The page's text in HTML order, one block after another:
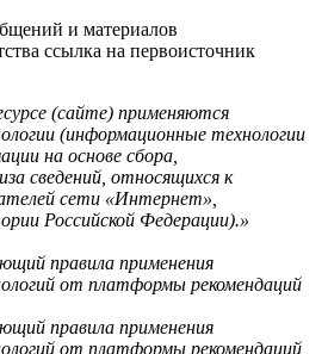
и материалов
ссылка на первоисточник
(сайте) применяются
(информационные технологии
на основе сбора,
сведений, относящихся к
сети «Интернет»,
Российской Федерации).»
правила применения
от платформы рекомендаций
правила применения
от платформы рекомендаций